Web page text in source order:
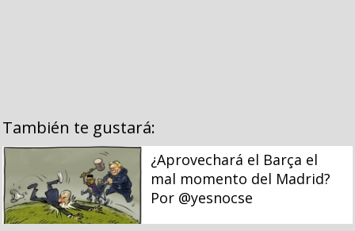
También te gustará:
¿Aprovechará el Barça el
mal momento del Madrid?
Por @yesnocse